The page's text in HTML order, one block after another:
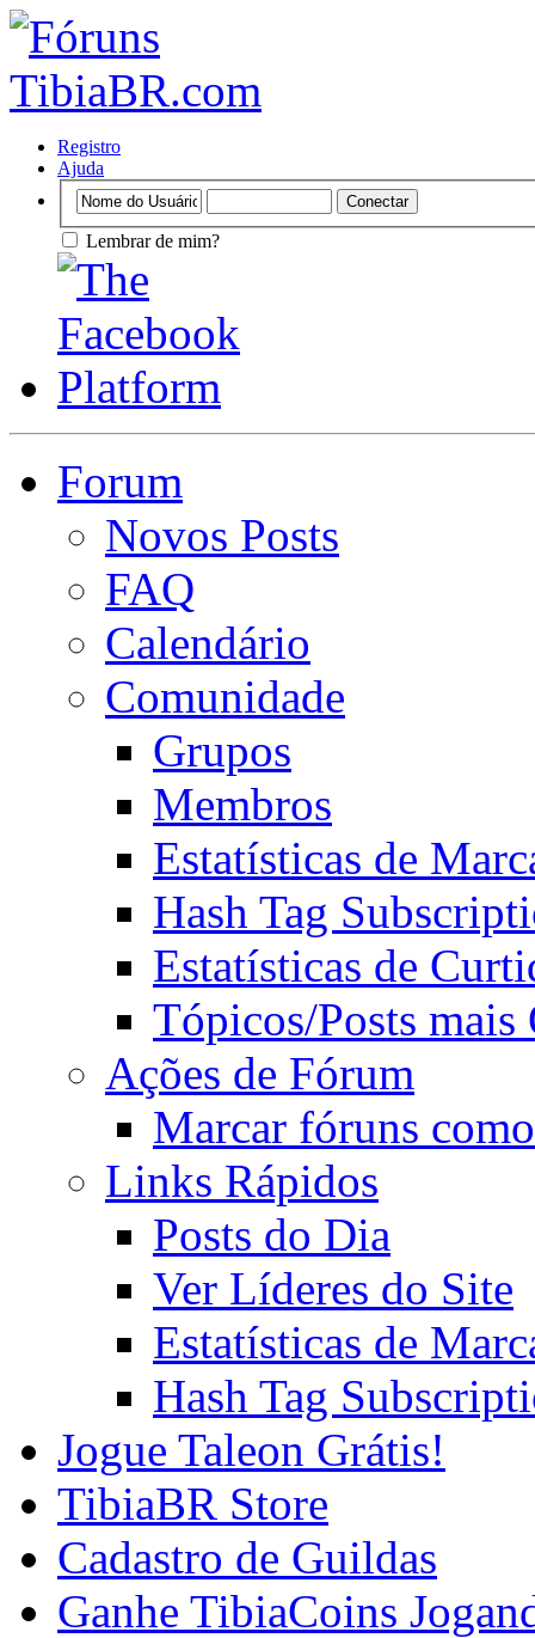
Registro
Ajuda
Lembrar de mim?
Forum
Novos Posts
FAQ
Calendário
Comunidade
Grupos
Membros
Estatísticas de
Hash Tag
Estatísticas de
Tópicos/Posts mais
Ações de Fórum
Marcar fóruns
Links Rápidos
Posts do Dia
Ver Líderes do Site
Estatísticas de
Hash Tag
Jogue Taleon Grátis!
TibiaBR Store
Cadastro de Guildas
Ganhe TibiaCoins